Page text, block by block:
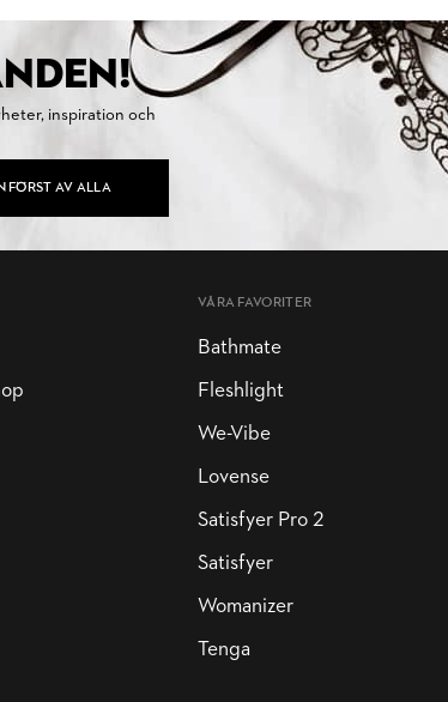
inspiration och
FÖRST AV ALLA
VÅRA FAVORITER
Bathmate
Fleshlight
We-Vibe
Lovense
Satisfyer Pro 2
Satisfyer
Womanizer
Tenga